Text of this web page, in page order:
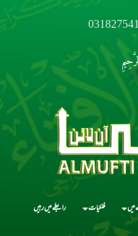
فلکیات رابطے میں رہیں